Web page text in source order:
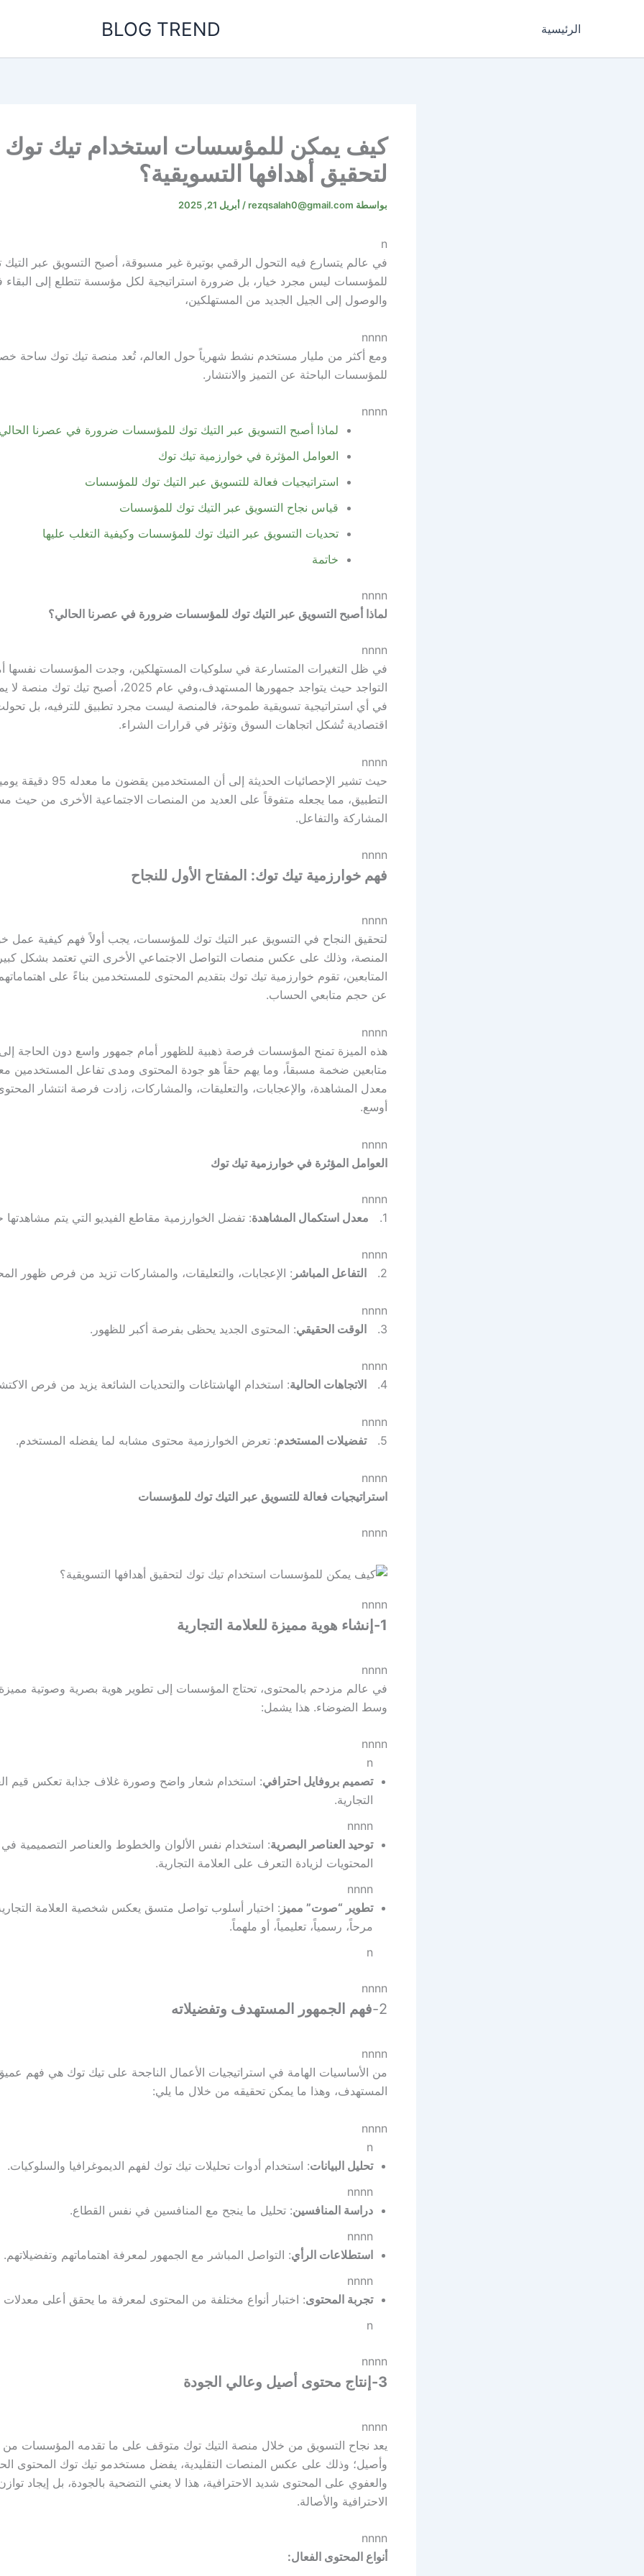
الرئيسية BLOG TREND
كيف يمكن للمؤسسات استخدام تيك توك
لتحقيق أهدافها التسويقية؟
بواسطة rezqsalah0@gmail.com
/ أبريل 21, 2025
n
في عالم يتسارع فيه التحول الرقمي بوتيرة غير مسبوقة، أصبح التسويق عبر التيك
للمؤسسات ليس مجرد خيار، بل ضرورة استراتيجية لكل مؤسسة تتطلع إلى البقاء
والوصول إلى الجيل الجديد من المستهلكين،
nnnn
ومع أكثر من مليار مستخدم نشط شهرياً حول العالم، تُعد منصة تيك توك ساحة
للمؤسسات الباحثة عن التميز والانتشار.
nnnn
لماذا أصبح التسويق عبر التيك توك للمؤسسات ضرورة في عصرنا
العوامل المؤثرة في خوارزمية تيك توك
استراتيجيات فعالة للتسويق عبر التيك توك للمؤسسات
قياس نجاح التسويق عبر التيك توك للمؤسسات
تحديات التسويق عبر التيك توك للمؤسسات وكيفية التغلب عليها
خاتمة
nnnn
لماذا أصبح التسويق عبر التيك توك للمؤسسات ضرورة في عصرنا الحالي؟
nnnn
في ظل التغيرات المتسارعة في سلوكيات المستهلكين، وجدت المؤسسات نفسها
التواجد حيث يتواجد جمهورها المستهدف،وفي عام 2025، أصبح
في أي استراتيجية تسويقية طموحة، فالمنصة ليست مجرد تطبيق للترفيه، بل
اقتصادية تُشكل اتجاهات السوق وتؤثر في قرارات الشراء.
nnnn
حيث تشير الإحصائيات الحديثة إلى أن
التطبيق، مما يجعله متفوقاً على العديد من المنصات الاجتماعية الأخرى من حيث
المشاركة والتفاعل.
nnnn
فهم خوارزمية تيك توك: المفتاح الأول للنجاح
nnnn
لتحقيق النجاح في التسويق عبر التيك توك للمؤسسات، يجب أولاً فهم كيفية عمل
المنصة، وذلك على عكس منصات التواصل الاجتماعي الأخرى التي تعتمد بشكل
المتابعين، تقوم خوارزمية تيك توك بتقديم المحتوى للمستخدمين بناءً على
عن حجم متابعي الحساب.
nnnn
هذه الميزة تمنح المؤسسات فرصة ذهبية للظهور أمام جمهور واسع دون الحاجة
متابعين ضخمة مسبقاً، وما يهم حقاً هو جودة المحتوى ومدى تفاعل المستخدمين
معدل المشاهدة، والإعجابات، والتعليقات، والمشاركات، زادت فرصة انتشار
أوسع.
nnnn
العوامل المؤثرة في خوارزمية تيك توك
nnnn
1.
معدل استكمال المشاهدة: تفضل الخوارزمية مقاطع الفيديو التي يتم مشاهدتها
nnnn
2.
التفاعل المباشر : الإعجابات، والتعليقات، والمشاركات تزيد من فرص ظهور
nnnn
3.
الوقت الحقيقي: المحتوى الجديد يحظى بفرصة أكبر للظهور.
nnnn
4.
الاتجاهات الحالية: استخدام الهاشتاغات والتحديات الشائعة يزيد من فرص
nnnn
5.
تفضيلات المستخدم: تعرض الخوارزمية محتوى مشابه لما يفضله المستخدم.
nnnn
استراتيجيات فعالة للتسويق عبر التيك توك للمؤسسات
nnnn
nnnn
1-إنشاء هوية مميزة للعلامة التجارية
nnnn
في عالم مزدحم بالمحتوى، تحتاج المؤسسات إلى تطوير هوية بصرية وصوتية مميزة
وسط الضوضاء. هذا يشمل:
nnnn
n
تصميم بروفايل احترافي: استخدام شعار واضح وصورة غلاف جذابة تعكس قيم
التجارية.
nnnn
توحيد العناصر البصرية: استخدام نفس الألوان والخطوط والعناصر التصميمية
المحتويات لزيادة التعرف على العلامة التجارية.
nnnn
تطوير “صوت” مميز : اختيار أسلوب تواصل متسق يعكس شخصية العلامة
مرحاً، رسمياً، تعليمياً، أو ملهماً.
n
nnnn
2- فهم الجمهور المستهدف وتفضيلاته
nnnn
من الأساسيات الهامة في استراتيجيات الأعمال الناجحة على تيك توك هي فهم
المستهدف، وهذا ما يمكن تحقيقه من خلال ما يلي:
nnnn
n
تحليل البيانات: استخدام أدوات تحليلات تيك توك لفهم الديموغرافيا والسلوكيات.
nnnn
دراسة المنافسين: تحليل ما ينجح مع المنافسين في نفس القطاع.
nnnn
استطلاعات الرأي: التواصل المباشر مع الجمهور لمعرفة اهتماماتهم وتفضيلاتهم.
nnnn
تجربة المحتوى: اختبار أنواع مختلفة من المحتوى لمعرفة ما يحقق أعلى
n
nnnn
3-إنتاج محتوى أصيل وعالي الجودة
nnnn
يعد نجاح التسويق من خلال منصة التيك توك متوقف على ما تقدمه المؤسسات
وأصيل؛ وذلك على عكس المنصات التقليدية، يفضل مستخدمو تيك توك المحتوى
والعفوي على المحتوى شديد الاحترافية، هذا لا يعني التضحية بالجودة، بل إيجاد
الاحترافية والأصالة.
nnnn
أنواع المحتوى الفعال: